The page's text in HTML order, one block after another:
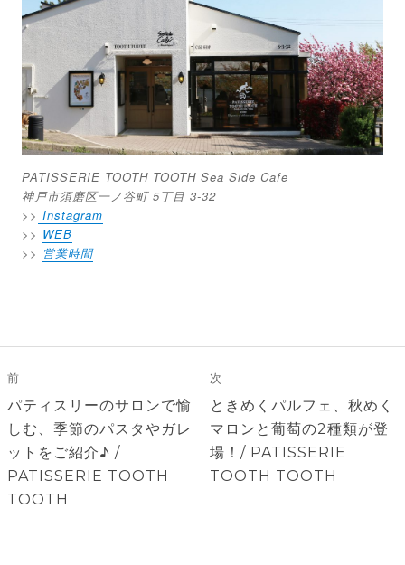
PATISSERIE TOOTH TOOTH Sea Side Cafe
神戸市須磨区一ノ谷町 5丁目 3-32
>> Instagram
>> WEB
>> 営業時間
稿
ナ
ビ
ゲ
ー
シ
前
前
の
投
稿:
パティスリーのサロンで愉
しむ、季節のパスタやガレ
ットをご紹介♪ /
PATISSERIE TOOTH
TOOTH
次
次
の
投
稿:
ときめくパルフェ、秋めく
マロンと葡萄の2種類が登
場！/ PATISSERIE
TOOTH TOOTH